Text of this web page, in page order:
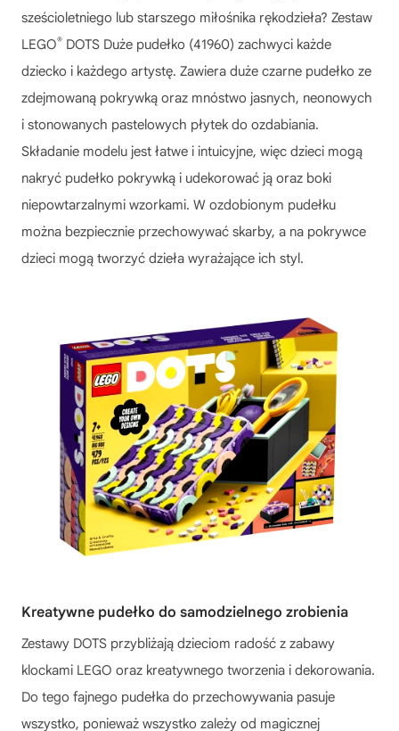
sześcioletniego lub starszego miłośnika rękodzieła? Zestaw
LEGO® DOTS Duże pudełko (41960) zachwyci każde
dziecko i każdego artystę. Zawiera duże czarne pudełko ze
zdejmowaną pokrywką oraz mnóstwo jasnych, neonowych
i stonowanych pastelowych płytek do ozdabiania.
Składanie modelu jest łatwe i intuicyjne, więc dzieci mogą
nakryć pudełko pokrywką i udekorować ją oraz boki
niepowtarzalnymi wzorkami. W ozdobionym pudełku
można bezpiecznie przechowywać skarby, a na pokrywce
dzieci mogą tworzyć dzieła wyrażające ich styl.
Kreatywne pudełko do samodzielnego zrobienia
Zestawy DOTS przybliżają dzieciom radość z zabawy
klockami LEGO oraz kreatywnego tworzenia i dekorowania.
Do tego fajnego pudełka do przechowywania pasuje
wszystko, ponieważ wszystko zależy od magicznej